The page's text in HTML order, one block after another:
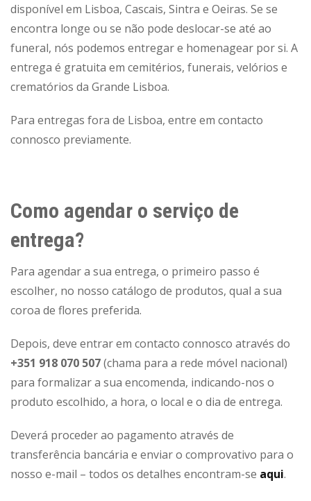
disponível em Lisboa, Cascais, Sintra e Oeiras. Se se
encontra longe ou se não pode deslocar-se até ao
funeral, nós podemos entregar e homenagear por si. A
entrega é gratuita em cemitérios, funerais, velórios e
crematórios da Grande Lisboa.
Para entregas fora de Lisboa, entre em contacto
connosco previamente.
Como agendar o serviço de
entrega?
Para agendar a sua entrega, o primeiro passo é
escolher, no nosso catálogo de produtos, qual a sua
coroa de flores preferida.
Depois, deve entrar em contacto connosco através do
+351 918 070 507(chama para a rede móvel nacional)
para formalizar a sua encomenda, indicando-nos o
produto escolhido, a hora, o local e o dia de entrega.
Deverá proceder ao pagamento através de
transferência bancária e enviar o comprovativo para o
nosso e-mail – todos os detalhes encontram-se aqui.